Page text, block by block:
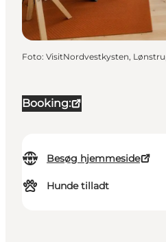
Booking:
Besøg hjemmeside
Hunde tilladt
Foto: VisitNordvestkysten,